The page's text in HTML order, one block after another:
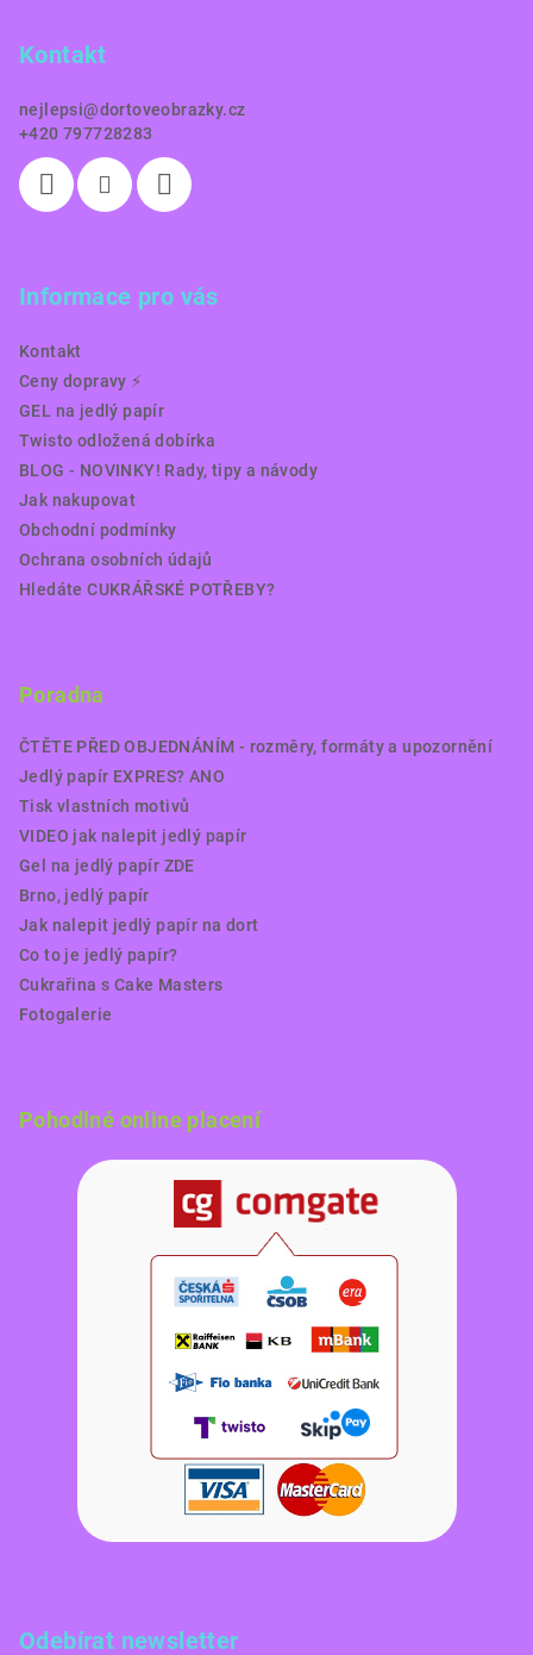
Kontakt
nejlepsi@dortoveobrazky.cz
+420 797728283
Informace pro vás
Kontakt
Ceny dopravy ⚡️
GEL na jedlý papír
Twisto odložená dobírka
BLOG - NOVINKY! Rady, tipy a návody
Jak nakupovat
Obchodní podmínky
Ochrana osobních údajů
Hledáte CUKRÁŘSKÉ POTŘEBY?
Poradna
ČTĚTE PŘED OBJEDNÁNÍM - rozměry, formáty a upozornění
Jedlý papír EXPRES? ANO
Tisk vlastních motivů
VIDEO jak nalepit jedlý papír
Gel na jedlý papír ZDE
Brno, jedlý papír
Jak nalepit jedlý papír na dort
Co to je jedlý papír?
Cukrařina s Cake Masters
Fotogalerie
Pohodlné online placení
Odebírat newsletter